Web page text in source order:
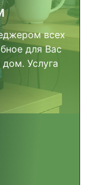
всех
для Вас
Услуга